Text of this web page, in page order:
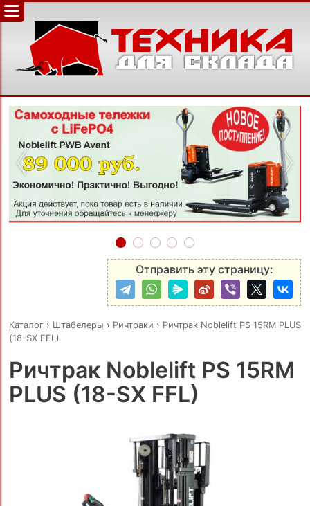
‹ ›
Отправить эту страницу:
Каталог› Штабелеры › Ричтраки › Ричтрак Noblelift PS 15RM PLUS
(18-SX FFL)
Ричтрак Noblelift PS 15RM
PLUS (18-SX FFL)